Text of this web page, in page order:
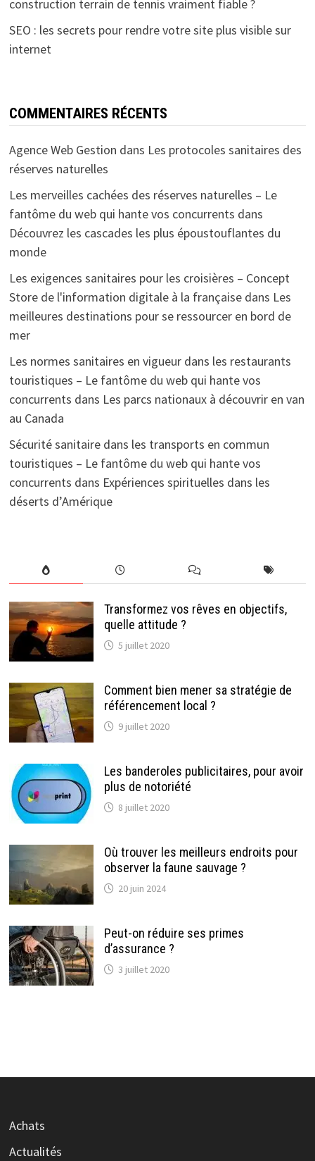
construction terrain de tennis vraiment fiable ?
SEO : les secrets pour rendre votre site plus visible sur
internet
COMMENTAIRES RÉCENTS
Agence Web Gestion dans Les protocoles sanitaires des
réserves naturelles
Les merveilles cachées des réserves naturelles – Le
fantôme du web qui hante vos concurrents dans
Découvrez les cascades les plus époustouflantes du
monde
Les exigences sanitaires pour les croisières – Concept
Store de l'information digitale à la françaisedans Les
meilleures destinations pour se ressourcer en bord de
mer
Les normes sanitaires en vigueur dans les restaurants
touristiques – Le fantôme du web qui hante vos
concurrents dans Les parcs nationaux à découvrir en van
au Canada
Sécurité sanitaire dans les transports en commun
touristiques – Le fantôme du web qui hante vos
concurrents dans Expériences spirituelles dans les
déserts d’Amérique
Transformez vos rêves en objectifs,
quelle attitude ?
5 juillet 2020
Comment bien mener sa stratégie de
référencement local ?
9 juillet 2020
Les banderoles publicitaires, pour avoir
plus de notoriété
8 juillet 2020
Où trouver les meilleurs endroits pour
observer la faune sauvage ?
20 juin 2024
Peut-on réduire ses primes
d’assurance ?
3 juillet 2020
Achats
Actualités